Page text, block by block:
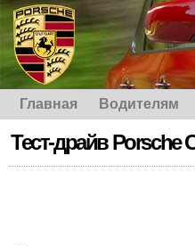
Главная Водителям
Тест-драйв Porsche